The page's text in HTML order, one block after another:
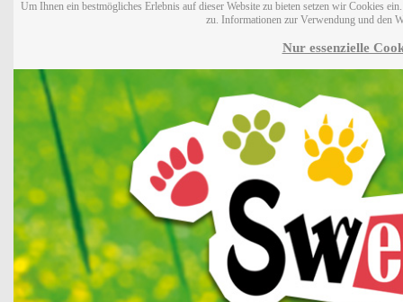
Um Ihnen ein bestmögliches Erlebnis auf dieser Website zu bieten setzen wir Cookies
zu. Informationen zur Verwendung und den
Nur essenzielle